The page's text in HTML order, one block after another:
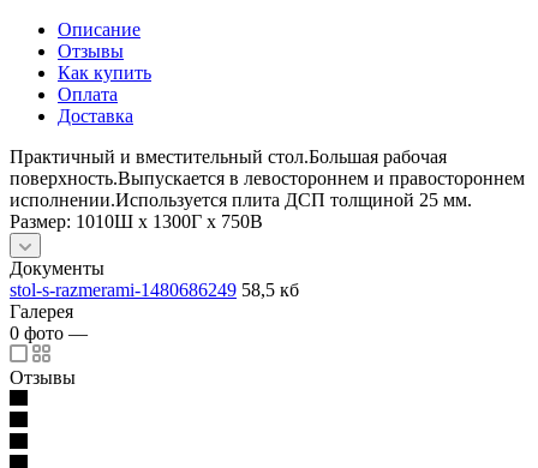
Описание
Отзывы
Как купить
Оплата
Доставка
Практичный и вместительный стол.Большая рабочая
поверхность.Выпускается в левостороннем и правостороннем
исполнении.Используется плита ДСП толщиной 25 мм.
Размер: 1010Ш x 1300Г x 750В
Документы
stol-s-razmerami-1480686249 58,5 кб
Галерея
0 фото —
Отзывы